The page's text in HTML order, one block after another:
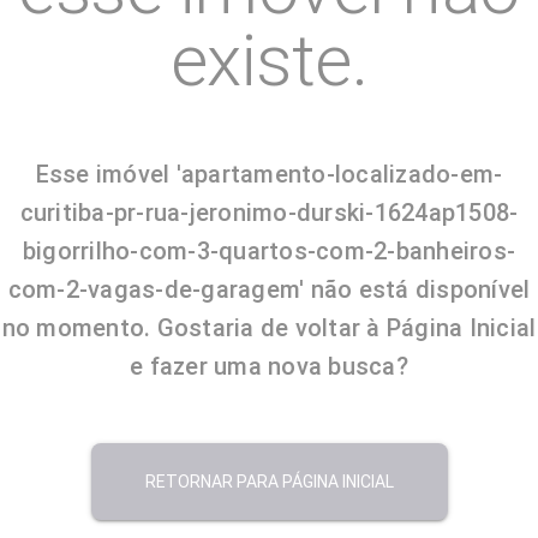
existe.
Esse imóvel 'apartamento-localizado-em-
curitiba-pr-rua-jeronimo-durski-1624ap1508-
bigorrilho-com-3-quartos-com-2-banheiros-
com-2-vagas-de-garagem' não está disponível
no momento. Gostaria de voltar à Página Inicial
e fazer uma nova busca?
RETORNAR PARA PÁGINA INICIAL